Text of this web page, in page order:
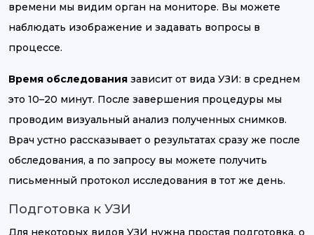
времени мы видим орган на мониторе. Вы можете
наблюдать изображение и задавать вопросы в
процессе.
Время обследования зависит от вида УЗИ: в среднем
это 10–20 минут. После завершения процедуры мы
проводим визуальный анализ полученных снимков.
Врач устно рассказывает о результатах сразу же после
обследования, а по запросу вы можете получить
письменный протокол исследования в тот же день.
Подготовка к УЗИ
Для некоторых видов УЗИ нужна простая подготовка, о